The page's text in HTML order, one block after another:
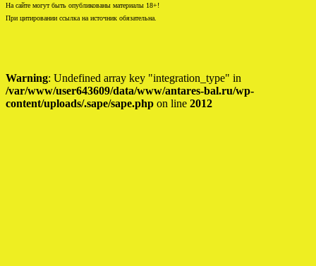
На сайте могут быть опубликованы материалы 18+!
При цитировании ссылка на источник обязательна.
Warning: Undefined array key "integration_type" in
/var/www/user643609/data/www/antares-bal.ru/wp-
content/uploads/.sape/sape.php on line 2012